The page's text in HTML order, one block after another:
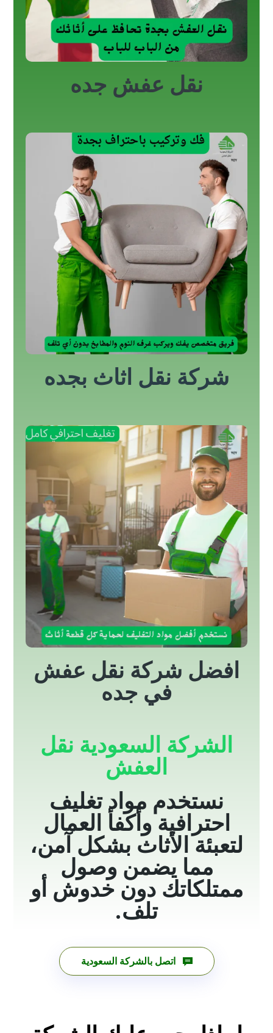
نقل عفش جده
شركة نقل اثاث بجده
افضل شركة نقل عفش
في جده
الشركة السعودية نقل
العفش
نستخدم مواد تغليف
احترافية وأكفأ العمال
لتعبئة الأثاث بشكل آمن،
مما يضمن وصول
ممتلكاتك دون خدوش أو
تلف.
اتصل بالشركة السعودية